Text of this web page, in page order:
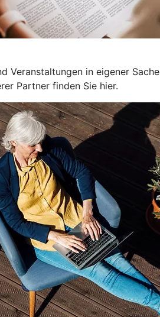
Veranstaltungen in eigener Sache
Partner finden Sie hier.